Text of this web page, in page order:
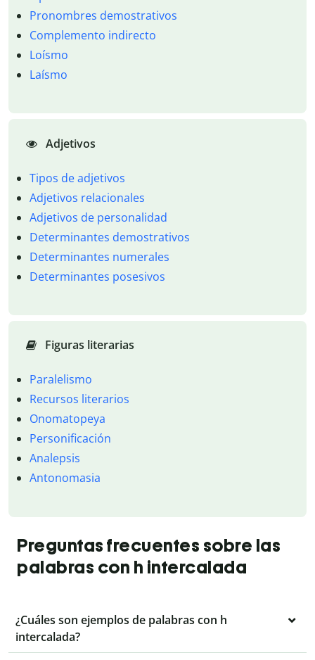
Pronombres demostrativos
Complemento indirecto
Loísmo
Laísmo
Adjetivos
Tipos de adjetivos
Adjetivos relacionales
Adjetivos de personalidad
Determinantes demostrativos
Determinantes numerales
Determinantes posesivos
Figuras literarias
Paralelismo
Recursos literarios
Onomatopeya
Personificación
Analepsis
Antonomasia
Preguntas frecuentes sobre las
palabras con h intercalada
¿Cuáles son ejemplos de palabras con h
intercalada?